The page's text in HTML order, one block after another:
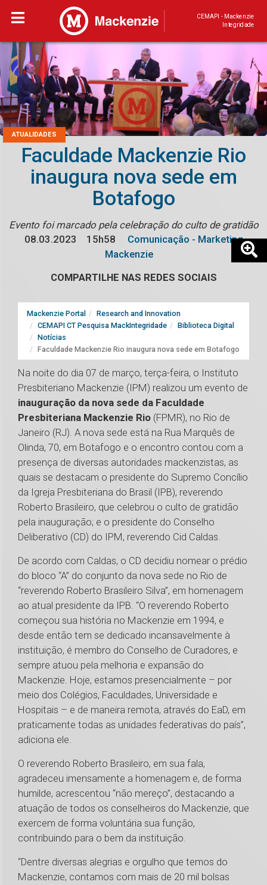
CEMAPI - Mackenzie
Integridade
ATUALIDADES
Faculdade Mackenzie Rio
inaugura nova sede em
Botafogo
Evento foi marcado pela celebração do culto de gratidão
08.03.2023
15h58
Comunicação - Marketing
Mackenzie
COMPARTILHE NAS REDES SOCIAIS
Mackenzie Portal
Research and Innovation
CEMAPI CT Pesquisa MackIntegridade
Biblioteca Digital
Notícias
Faculdade Mackenzie Rio inaugura nova sede em Botafogo
Na noite do dia 07 de março, terça-feira, o Instituto
Presbiteriano Mackenzie (IPM) realizou um evento de
inauguração da nova sede da Faculdade
Presbiteriana Mackenzie Rio (FPMR), no Rio de
Janeiro (RJ). A nova sede está na Rua Marquês de
Olinda, 70, em Botafogo e o encontro contou com a
presença de diversas autoridades mackenzistas, as
quais se destacam o presidente do Supremo Concílio
da Igreja Presbiteriana do Brasil (IPB), reverendo
Roberto Brasileiro, que celebrou o culto de gratidão
pela inauguração; e o presidente do Conselho
Deliberativo (CD) do IPM, reverendo Cid Caldas.
De acordo com Caldas, o CD decidiu nomear o prédio
do bloco “A” do conjunto da nova sede no Rio de
“reverendo Roberto Brasileiro Silva”, em homenagem
ao atual presidente da IPB. “O reverendo Roberto
começou sua história no Mackenzie em 1994, e
desde então tem se dedicado incansavelmente à
instituição, é membro do Conselho de Curadores, e
sempre atuou pela melhoria e expansão do
Mackenzie. Hoje, estamos presencialmente – por
meio dos Colégios, Faculdades, Universidade e
Hospitais – e de maneira remota, através do EaD, em
praticamente todas as unidades federativas do país”,
adiciona ele.
O reverendo Roberto Brasileiro, em sua fala,
agradeceu imensamente a homenagem e, de forma
humilde, acrescentou “não mereço”, destacando a
atuação de todos os conselheiros do Mackenzie, que
exercem de forma voluntária sua função,
contribuindo para o bem da instituição.
“Dentre diversas alegrias e orgulho que temos do
Mackenzie, contamos com mais de 20 mil bolsas